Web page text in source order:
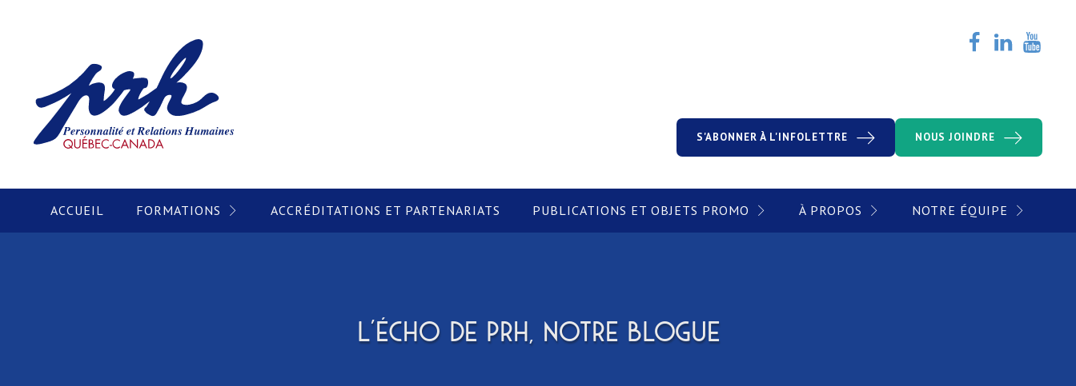
S'ABONNER À L'INFOLETTRE NOUS JOINDRE
ACCUEIL FORMATIONS ACCRÉDITATIONS ET PARTENARIATS PUBLICATIONS ET OBJETS PROMO À PROPOS NOTRE ÉQUIPE
L'ÉCHO DE PRH, NOTRE BLOGUE